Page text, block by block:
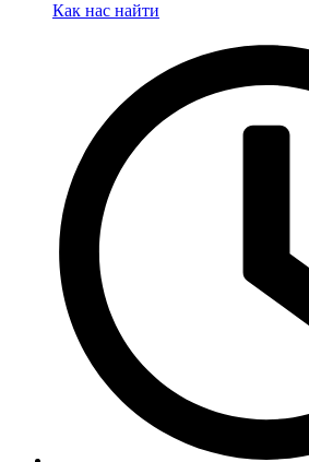
Как нас найти